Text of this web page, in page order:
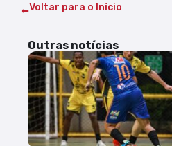
Voltar para o Início
Outras notícias